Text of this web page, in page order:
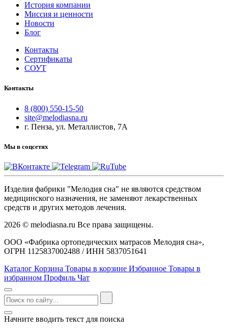
История компании
Миссия и ценности
Новости
Блог
Контакты
Сертификаты
СОУТ
Контакты
8 (800) 550-15-50
site@melodiasna.ru
г. Пенза, ул. Металлистов, 7А
Мы в соцсетях
Изделия фабрики "Мелодия сна" не являются средством
медицинского назначения, не заменяют лекарственных
средств и других методов лечения.
2026 © melodiasna.ru Все права защищены.
ООО «Фабрика ортопедических матрасов Мелодия сна»,
ОГРН 1125837002488 / ИНН 5837051641
Каталог Корзина Товары в корзине Избранное Товары в
избранном Профиль Чат
Начните вводить текст для поиска